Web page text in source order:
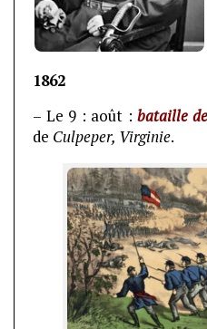
1862
– Le 9 : août : bataille
de Culpeper, Virginie.